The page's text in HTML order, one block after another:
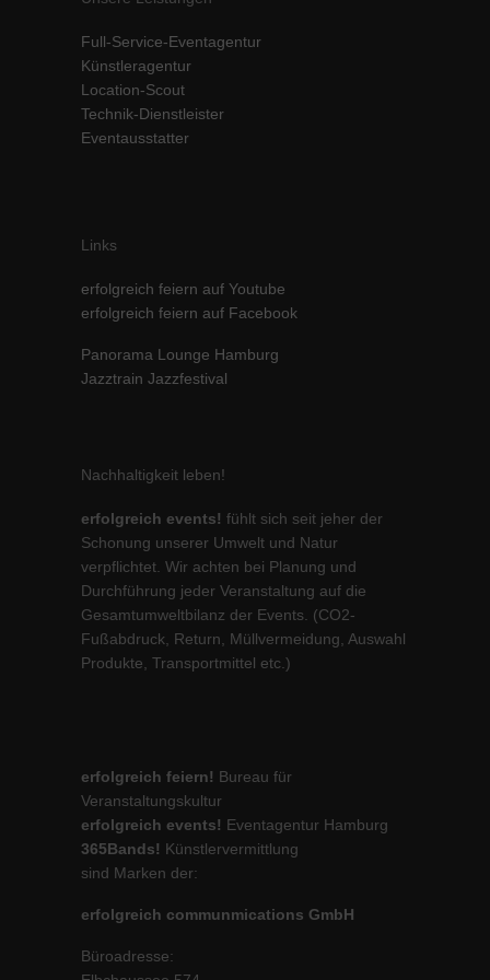
Full-Service-Eventagentur
Künstleragentur
Location-Scout
Technik-Dienstleister
Eventausstatter
Links
erfolgreich feiern auf Youtube
erfolgreich feiern auf Facebook
Panorama Lounge Hamburg
Jazztrain Jazzfestival
Nachhaltigkeit leben!
erfolgreich events! fühlt sich seit jeher der
Schonung unserer Umwelt und Natur
verpflichtet. Wir achten bei Planung und
Durchführung jeder Veranstaltung auf die
Gesamtumweltbilanz der Events. (CO2-
Fußabdruck, Return, Müllvermeidung, Auswahl
Produkte, Transportmittel etc.)
erfolgreich feiern! Bureau für
Veranstaltungskultur
erfolgreich events! Eventagentur Hamburg
365Bands! Künstlervermittlung
sind Marken der:
erfolgreich communmications GmbH
Büroadresse:
standardmäßig blockiert. Wenn Cookies von externen Medien akzeptiert
werden, bedarf der Zugriff auf diese Inhalte keiner manuellen Einwilligung
Cookie-Informationen anzeigen
powered by Borlabs Cookie